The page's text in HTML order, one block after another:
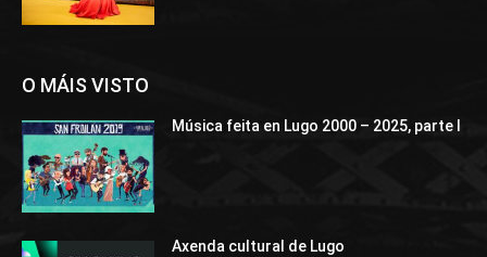
O MÁIS VISTO
Música feita en Lugo 2000 – 2025, parte I
Axenda cultural de Lugo